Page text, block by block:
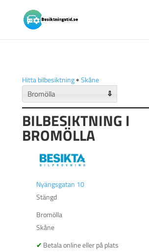
Hitta bilbesiktning🠺Skåne
⇩
BILBESIKTNING I
BROMÖLLA
Nyängsgatan 10
Stängd
Bromölla
Skåne
Betala online eller på plats